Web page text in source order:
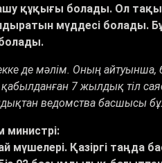
құқығы болады. Ол
мүддесі болады.
де мәлім. Оның айтуынша,
қабылданған 7 жылдық тіл
ведомства басшысы
министрі:
мүшелері. Қазіргі